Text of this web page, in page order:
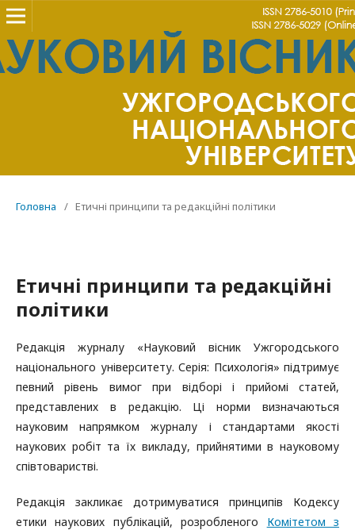
Головна / Етичні принципи та редакційні політики
Етичні принципи та редакційні
політики
Редакція журналу «Науковий вісник Ужгородського
національного університету. Серія: Психологія» підтримує
певний рівень вимог при відборі і прийомі статей,
представлених в редакцію. Ці норми визначаються
науковим напрямком журналу і стандартами якості
наукових робіт та їх викладу, прийнятими в науковому
співтоваристві.
Редакція закликає дотримуватися принципів Кодексу
етики наукових публікацій, розробленого Комітетом з